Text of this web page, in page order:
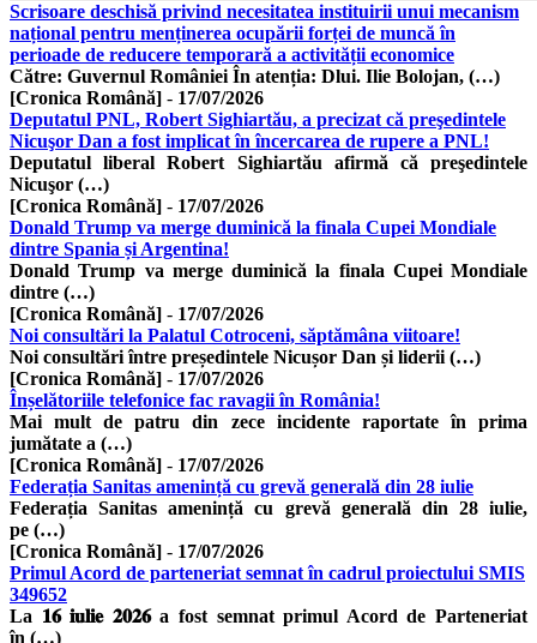
Scrisoare deschisă privind necesitatea instituirii unui mecanism
național pentru menținerea ocupării forței de muncă în
perioade de reducere temporară a activității economice
Către: Guvernul României În atenția: Dlui. Ilie Bolojan, (…)
[Cronica Română] - 17/07/2026
Deputatul PNL, Robert Sighiartău, a precizat că preşedintele
Nicuşor Dan a fost implicat în încercarea de rupere a PNL!
Deputatul liberal Robert Sighiartău afirmă că preşedintele
Nicuşor (…)
[Cronica Română] - 17/07/2026
Donald Trump va merge duminică la finala Cupei Mondiale
dintre Spania și Argentina!
Donald Trump va merge duminică la finala Cupei Mondiale
dintre (…)
[Cronica Română] - 17/07/2026
Noi consultări la Palatul Cotroceni, săptămâna viitoare!
Noi consultări între președintele Nicușor Dan și liderii (…)
[Cronica Română] - 17/07/2026
Înșelătoriile telefonice fac ravagii în România!
Mai mult de patru din zece incidente raportate în prima
jumătate a (…)
[Cronica Română] - 17/07/2026
Federația Sanitas amenință cu grevă generală din 28 iulie
Federația Sanitas amenință cu grevă generală din 28 iulie,
pe (…)
[Cronica Română] - 17/07/2026
Primul Acord de parteneriat semnat în cadrul proiectului SMIS
349652
La 𝟏𝟔 𝐢𝐮𝐥𝐢𝐞 𝟐𝟎𝟐𝟔 a fost semnat primul Acord de Parteneriat
în (…)